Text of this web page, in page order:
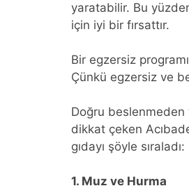
yaratabilir. Bu
için iyi bir fırsattır.
Bir egzersiz
Çünkü egzersiz ve
Doğru
dikkat çeken
gıdayı şöyle sıraladı:
1. Muz ve Hurma